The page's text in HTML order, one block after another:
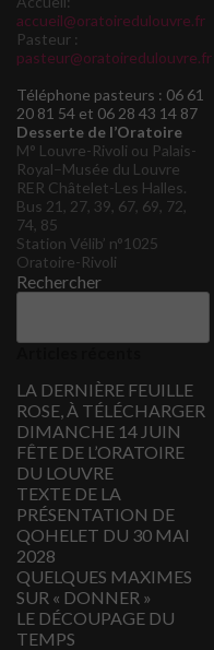
accueil@oratoiredulouvre.fr
Pasteur :
pasteur@oratoiredulouvre.fr
Téléphone pasteurs : 06 61
20 81 54 et 06 28 43 14 87
Desserte de l’Oratoire
M° Louvre-Rivoli ou Palais-
Royal–Musée du Louvre
RER Châtelet-Les Halles.
Bus 21, 27, 39, 67, 69, 72,
74, 85
Station Vélib’ n°1025
Oratoire-Rivoli
Rechercher
LA DERNIÈRE FEUILLE
ROSE, À TÉLÉCHARGER
DIMANCHE 14 JUIN
FÊTE DE L’ORATOIRE
DU LOUVRE
TEXTE DE LA
PRÉSENTATION DE
QOHELET DU 30 MAI
2028
QUELQUES MAXIMES
SUR « DONNER »
LE DÉCOUPAGE DU
TEMPS